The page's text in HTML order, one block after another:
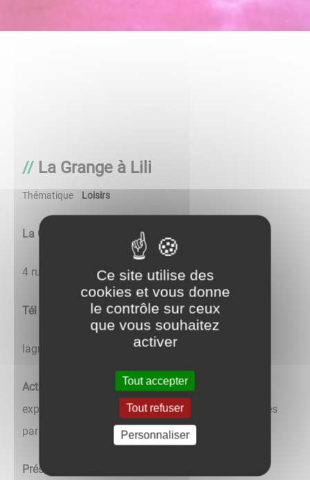
La Grange à Lili
Thématique Loisirs
La Grande à Lili
​​​​​​​4 rue du Coteau
Tél : 07.78.52.83.79
lagrangealili@gmail.com
Acti
: Promotion des arts en milieu rural -
expositions - stages de pratiques artistiques animés
par des artistes et pédagogues.
Présidente
Ce site utilise des
cookies et vous donne
le contrôle sur ceux
que vous souhaitez
activer
Tout accepter
Tout refuser
Personnaliser